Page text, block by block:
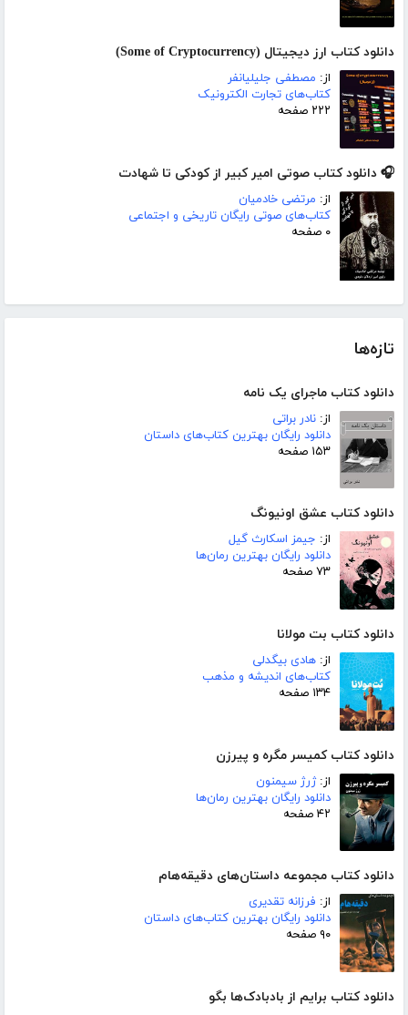
دانلود کتاب ارز دیجیتال (Some of Cryptocurrency)
از: مصطفی جلیلیانفر
کتاب‌های تجارت الکترونیک
۲۲۲ صفحه
🎧 دانلود کتاب صوتی امیر کبیر از کودکی تا شهادت
از: مرتضی خادمیان
کتاب‌های صوتی رایگان تاریخی و اجتماعی
۰ صفحه
تازه‌ها
دانلود کتاب ماجرای یک نامه
از: نادر براتی
دانلود رایگان بهترین کتاب‌های داستان
۱۵۳ صفحه
دانلود کتاب عشق اونیونگ
از: جیمز اسکارث گیل
دانلود رایگان بهترین رمان‌ها
۷۳ صفحه
دانلود کتاب بت مولانا
از: هادی بیگدلی
کتاب‌های اندیشه و مذهب
۱۳۴ صفحه
دانلود کتاب کمیسر مگره و پیرزن
از:ژرژ سیمنون
دانلود رایگان بهترین رمان‌ها
۴۲ صفحه
دانلود کتاب مجموعه داستان‌های دقیقه‌هام
از: فرزانه تقدیری
دانلود رایگان بهترین کتاب‌های داستان
۹۰ صفحه
دانلود کتاب برایم از بادبادک‌ها بگو